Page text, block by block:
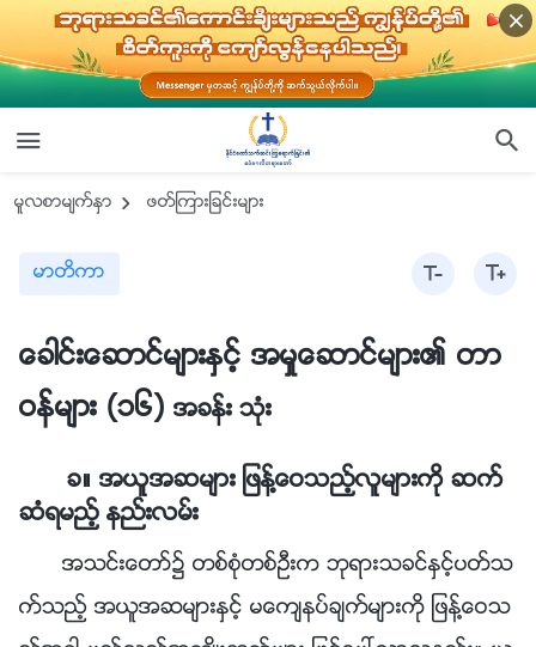
မူလစာမ်က္ႏွာ ဖတ္ၾကားျခင္းမ်ား
မာတိကာ
ေခါင္းေဆာင္မ်ားႏွင့္ အမႈေဆာင္မ်ား၏ တာ
ဝန္မ်ား (၁၆) အခန္း သုံး
ခ။ အယူအဆမ်ား ျဖန႔္ေဝသည့္လူမ်ားကို ဆက္
ဆံရမည့္ နည္းလမ္း
အသင္းေတာ္၌ တစ္စုံတစ္ဦးက ဘုရားသခင္ႏွင့္ပတ္သ
က္သည့္ အယူအဆမ်ားႏွင့္ မေက်နပ္ခ်က္မ်ားကို ျဖန႔္ေဝသ